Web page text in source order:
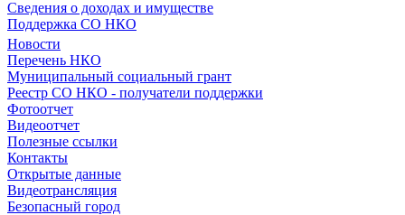
Сведения о доходах и имуществе
Поддержка СО НКО
Новости
Перечень НКО
Муниципальный социальный грант
Реестр СО НКО - получатели поддержки
Фотоотчет
Видеоотчет
Полезные ссылки
Контакты
Открытые данные
Видеотрансляция
Безопасный город